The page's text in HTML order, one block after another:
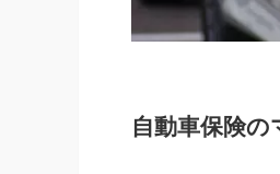
自動車保険